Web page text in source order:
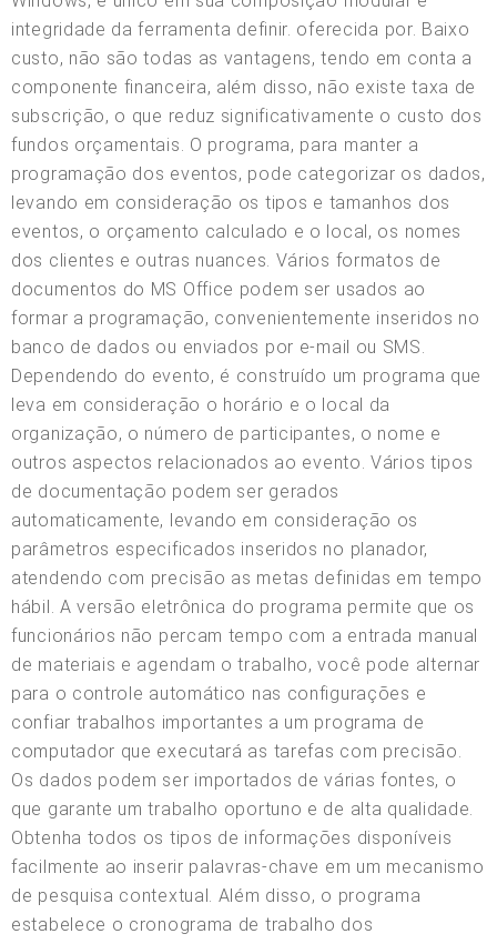
integridade da ferramenta definir. oferecida por. Baixo
custo, não são todas as vantagens, tendo em conta a
componente financeira, além disso, não existe taxa de
subscrição, o que reduz significativamente o custo dos
fundos orçamentais. O programa, para manter a
programação dos eventos, pode categorizar os dados,
levando em consideração os tipos e tamanhos dos
eventos, o orçamento calculado e o local, os nomes
dos clientes e outras nuances. Vários formatos de
documentos do MS Office podem ser usados ao
formar a programação, convenientemente inseridos no
banco de dados ou enviados por e-mail ou SMS.
Dependendo do evento, é construído um programa que
leva em consideração o horário e o local da
organização, o número de participantes, o nome e
outros aspectos relacionados ao evento. Vários tipos
de documentação podem ser gerados
automaticamente, levando em consideração os
parâmetros especificados inseridos no planador,
atendendo com precisão as metas definidas em tempo
hábil. A versão eletrônica do programa permite que os
funcionários não percam tempo com a entrada manual
de materiais e agendam o trabalho, você pode alternar
para o controle automático nas configurações e
confiar trabalhos importantes a um programa de
computador que executará as tarefas com precisão.
Os dados podem ser importados de várias fontes, o
que garante um trabalho oportuno e de alta qualidade.
Obtenha todos os tipos de informações disponíveis
facilmente ao inserir palavras-chave em um mecanismo
de pesquisa contextual. Além disso, o programa
estabelece o cronograma de trabalho dos